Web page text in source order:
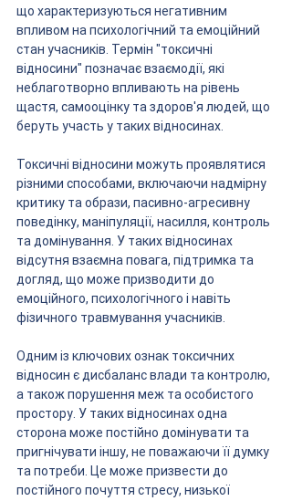
що характеризуються негативним
впливом на психологічний та емоційний
стан учасників. Термін "токсичні
відносини" позначає взаємодії, які
неблаготворно впливають на рівень
щастя, самооцінку та здоров'я людей, що
беруть участь у таких відносинах.
Токсичні відносини можуть проявлятися
різними способами, включаючи надмірну
критику та образи, пасивно-агресивну
поведінку, маніпуляції, насилля, контроль
та домінування. У таких відносинах
відсутня взаємна повага, підтримка та
догляд, що може призводити до
емоційного, психологічного і навіть
фізичного травмування учасників.
Одним із ключових ознак токсичних
відносин є дисбаланс влади та контролю,
а також порушення меж та особистого
простору. У таких відносинах одна
сторона може постійно домінувати та
пригнічувати іншу, не поважаючи її думку
та потреби. Це може призвести до
постійного почуття стресу, низької